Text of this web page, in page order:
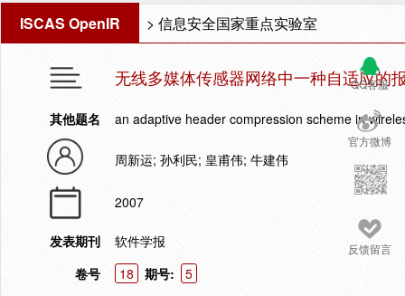
ISCAS OpenIR > 信息安全国家重点实验室
QQ客服
官方微博
反馈留言
无线多媒体传感器网络中一种自适应的
其他题名 an adaptive header compression scheme in
周新运; 孙利民; 皇甫伟; 牛建伟
2007
发表期刊
软件学报
卷号
18 期号:
5